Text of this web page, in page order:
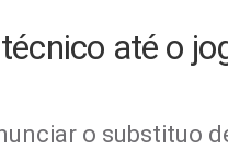
até o
o substituo